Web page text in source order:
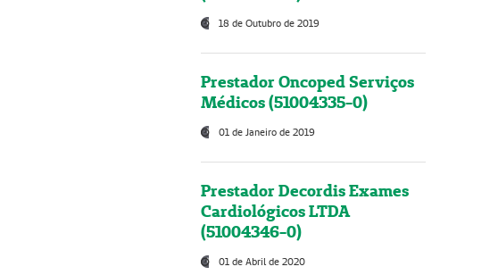
18 de Outubro de 2019
Prestador Oncoped Serviços
Médicos (51004335-0)
01 de Janeiro de 2019
Prestador Decordis Exames
Cardiológicos LTDA
(51004346-0)
01 de Abril de 2020